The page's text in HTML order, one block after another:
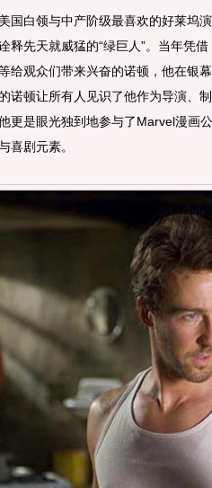
白领与中产阶级最喜欢的好莱坞演
释先天就威猛的“绿巨人”。当年凭
等给观众们带来兴奋的诺顿，他在银
诺顿让所有人见识了他作为导演、
更是眼光独到地参与了Marvel漫画
喜剧元素。